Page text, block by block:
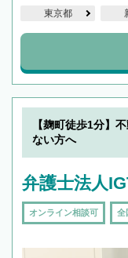
東京都
【麹町徒歩1分】
ない方へ
弁護士法人
オンライン相談可 全